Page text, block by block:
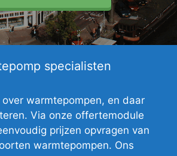
specialisten
warmtepompen, en daar
Via onze offertemodule
prijzen opvragen van
warmtepompen. Ons